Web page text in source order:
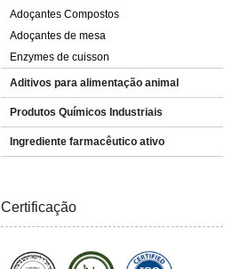
Adoçantes Compostos
Adoçantes de mesa
Enzymes de cuisson
Aditivos para alimentação animal
Produtos Químicos Industriais
Ingrediente farmacêutico ativo
Certificação